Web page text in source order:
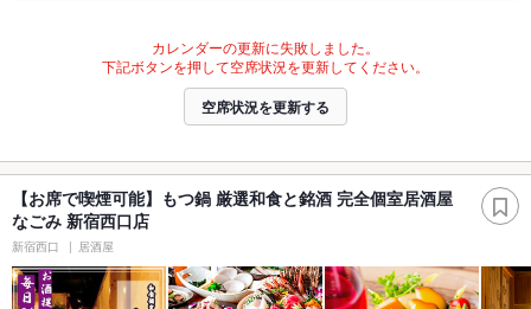
カレンダーの更新に失敗しました。
下記ボタンを押して空席状況を更新してください。
空席状況を更新する
【お席で喫煙可能】もつ鍋 厳選和食と銘酒 完全個室居酒屋
なごみ 新宿西口店
新宿西口 居酒屋